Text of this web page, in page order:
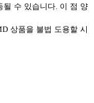
될 수 있습니다. 이 점 양
상품을 불법 도용할 시